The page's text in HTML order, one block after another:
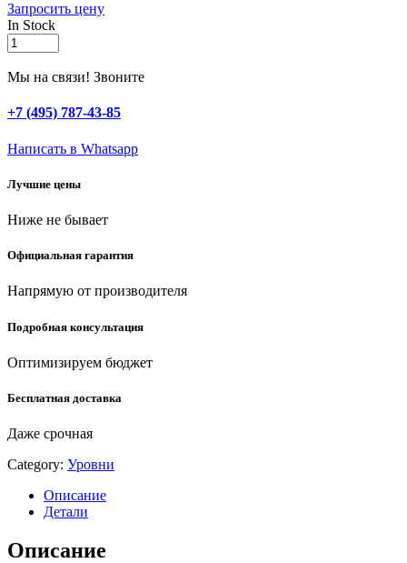
Запросить цену
In Stock
KRAFTOOL
MINI
BILLET
мм,
брусковый
уровень
quantity
Мы на связи! Звоните
+7 (495) 787-43-85
Написать в Whatsapp
Лучшие цены
Ниже не бывает
Официальная гарантия
Напрямую от производителя
Подробная консультация
Оптимизируем бюджет
Бесплатная доставка
Даже срочная
Category: Уровни
Описание
Детали
Описание